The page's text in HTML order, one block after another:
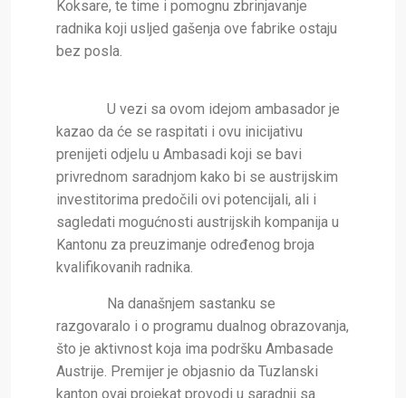
Koksare, te time i pomognu zbrinjavanje
radnika koji usljed gašenja ove fabrike ostaju
bez posla.
U vezi sa ovom idejom ambasador je
kazao da će se raspitati i ovu inicijativu
prenijeti odjelu u Ambasadi koji se bavi
privrednom saradnjom kako bi se austrijskim
investitorima predočili ovi potencijali, ali i
sagledati mogućnosti austrijskih kompanija u
Kantonu za preuzimanje određenog broja
kvalifikovanih radnika.
Na današnjem sastanku se
razgovaralo i o programu dualnog obrazovanja,
što je aktivnost koja ima podršku Ambasade
Austrije. Premijer je objasnio da Tuzlanski
kanton ovaj projekat provodi u saradnji sa